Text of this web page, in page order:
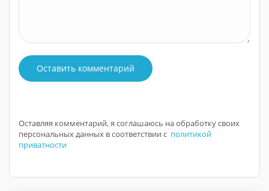
Оставить комментарий
Оставляя комментарий, я соглашаюсь на обработку своих
персональных данных в соответствии с политикой
приватности